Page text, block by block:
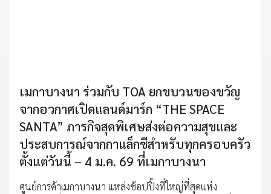
เมกาบางนา ร่วมกับ TOA ยกขบวนของขวัญ
จากอวกาศเปิดแลนด์มาร์ก “THE SPACE
SANTA” ภารกิจสุดพิเศษส่งต่อความสุขและ
ประสบการณ์จากกาแล็กซีสำหรับทุกครอบครัว
ตั้งแต่วันนี้ – 4 ม.ค. 69 ที่เมกาบางนา
ศูนย์การค้าเมกาบางนา แหล่งช้อปปิ้งที่ใหญ่ที่สุดแห่ง